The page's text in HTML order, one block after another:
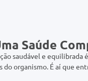
Saúde
saudável e equilibrada
do organismo. É aí que